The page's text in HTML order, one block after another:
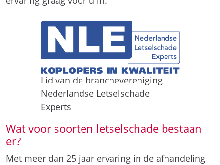
Lid van de branchevereniging
Nederlandse Letselschade
Experts
Wat voor soorten letselschade bestaan
er?
Met meer dan 25 jaar ervaring in de afhandeling